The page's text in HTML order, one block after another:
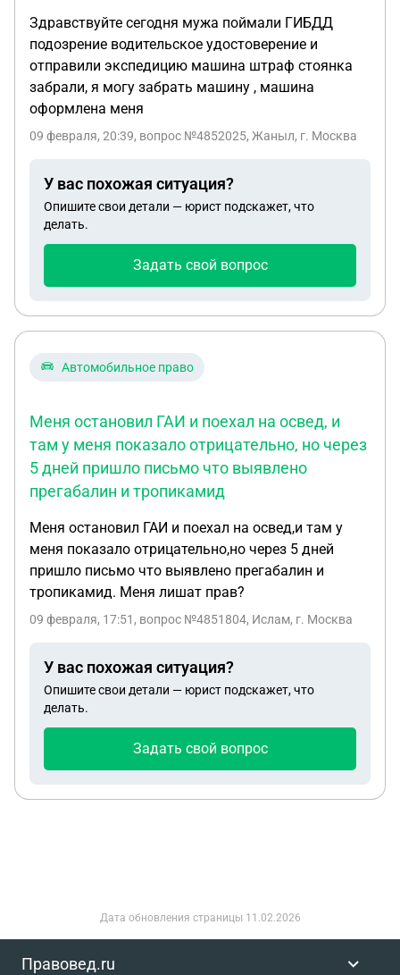
Здравствуйте сегодня мужа поймали ГИБДД
подозрение водительское удостоверение и
отправили экспедицию машина штраф стоянка
забрали, я могу забрать машину , машина
оформлена меня
09 февраля, 20:39, вопрос №4852025, Жаныл, г. Москва
У вас похожая ситуация?
Опишите свои детали — юрист подскажет, что
делать.
Задать свой вопрос
Автомобильное право
Меня остановил ГАИ и поехал на освед, и
там у меня показало отрицательно, но через
5 дней пришло письмо что выявлено
прегабалин и тропикамид
Меня остановил ГАИ и поехал на освед,и там у
меня показало отрицательно,но через 5 дней
пришло письмо что выявлено прегабалин и
тропикамид. Меня лишат прав?
09 февраля, 17:51 , вопрос №4851804, Ислам, г. Москва
У вас похожая ситуация?
Опишите свои детали — юрист подскажет, что
делать.
Задать свой вопрос
Дата обновления страницы 11.02.2026
Правовед.ru